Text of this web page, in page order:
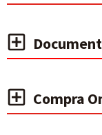
Compra